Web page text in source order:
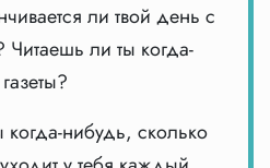
ли твой день с
Читаешь ли ты когда-
нибудь, сколько